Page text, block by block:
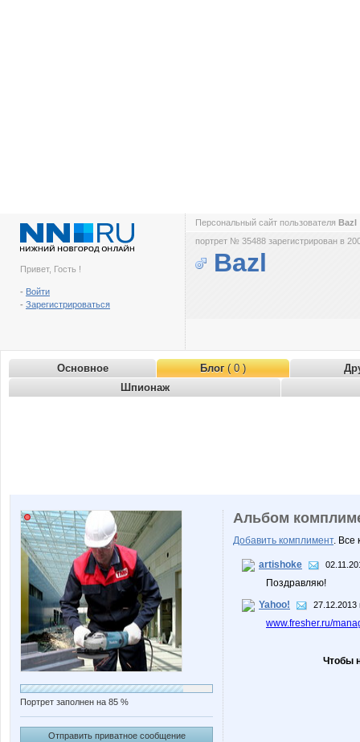
Привет, Гость !
- Войти
- Зарегистрироваться
Персональный сайт пользователя Bazl
портрет № 35488 зарегистрирован в
Bazl
Основное Блог( 0 )
Шпионаж
Портрет заполнен на 85 %
Отправить приватное сообщение
Альбом
Добавить комплимент. Все
artishoke
Поздравляю!
Yahoo!
27.12.2013
www.fresher.ru/
Чтобы